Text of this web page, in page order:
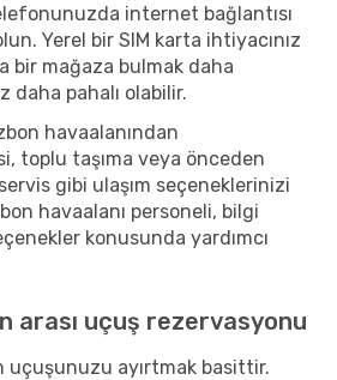
internet bağlantısı
Yerel bir SIM karta ihtiyacınız
bir mağaza bulmak daha
daha pahalı olabilir.
havaalanından
toplu taşıma veya önceden
gibi ulaşım seçeneklerinizi
havaalanı personeli, bilgi
konusunda yardımcı
arası uçuş rezervasyonu
uçuşunuzu ayırtmak basittir.